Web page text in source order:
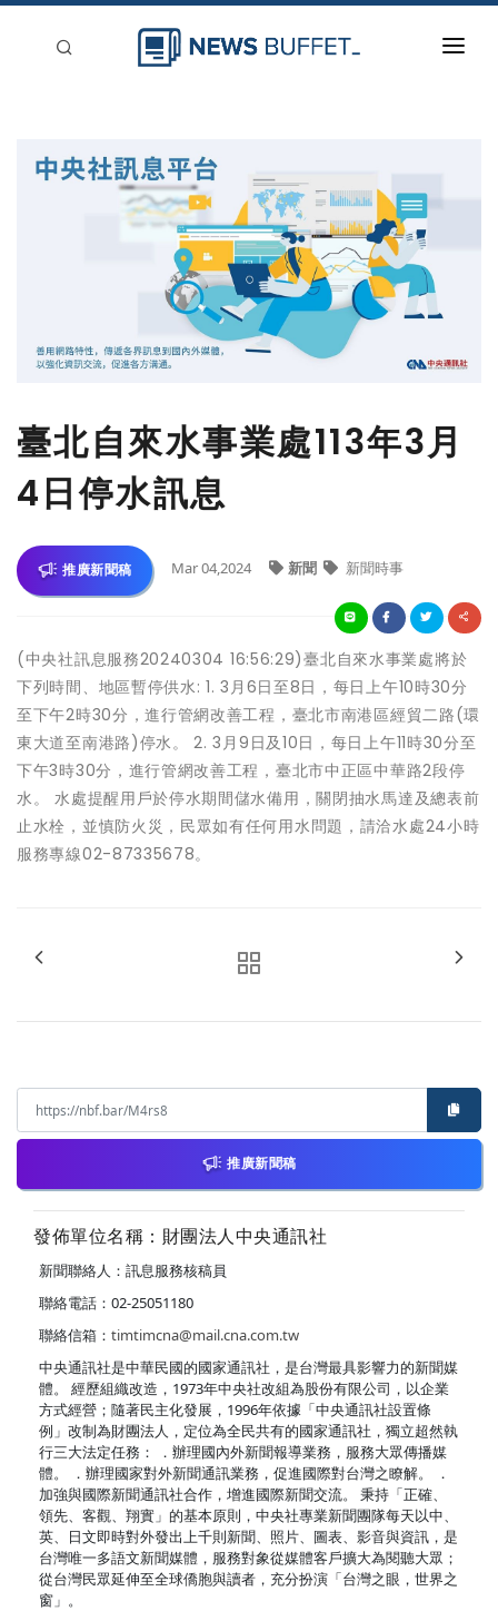
臺北自來水事業處113年3月
4日停水訊息
推廣新聞稿 Mar 04,2024 新聞 新聞時事
(中央社訊息服務20240304 16:56:29)臺北自來水事業處將於
下列時間、地區暫停供水: 1. 3月6日至8日，每日上午10時30分
至下午2時30分，進行管網改善工程，臺北市南港區經貿二路(環
東大道至南港路)停水。 2. 3月9日及10日，每日上午11時30分至
下午3時30分，進行管網改善工程，臺北市中正區中華路2段停
水。 水處提醒用戶於停水期間儲水備用，關閉抽水馬達及總表前
止水栓，並慎防火災，民眾如有任何用水問題，請洽水處24小時
服務專線02-87335678。
推廣新聞稿
發佈單位名稱：財團法人中央通訊社
新聞聯絡人：訊息服務核稿員
聯絡電話：02-25051180
聯絡信箱： timtimcna@mail.cna.com.tw
中央通訊社是中華民國的國家通訊社，是台灣最具影響力的新聞媒
體。 經歷組織改造，1973年中央社改組為股份有限公司，以企業
方式經營；隨著民主化發展，1996年依據「中央通訊社設置條
例」改制為財團法人，定位為全民共有的國家通訊社，獨立超然執
行三大法定任務： ．辦理國內外新聞報導業務，服務大眾傳播媒
體。 ．辦理國家對外新聞通訊業務，促進國際對台灣之瞭解。 ．
加強與國際新聞通訊社合作，增進國際新聞交流。 秉持「正確、
領先、客觀、翔實」的基本原則，中央社專業新聞團隊每天以中、
英、日文即時對外發出上千則新聞、照片、圖表、影音與資訊，是
台灣唯一多語文新聞媒體，服務對象從媒體客戶擴大為閱聽大眾；
從台灣民眾延伸至全球僑胞與讀者，充分扮演「台灣之眼，世界之
窗」。